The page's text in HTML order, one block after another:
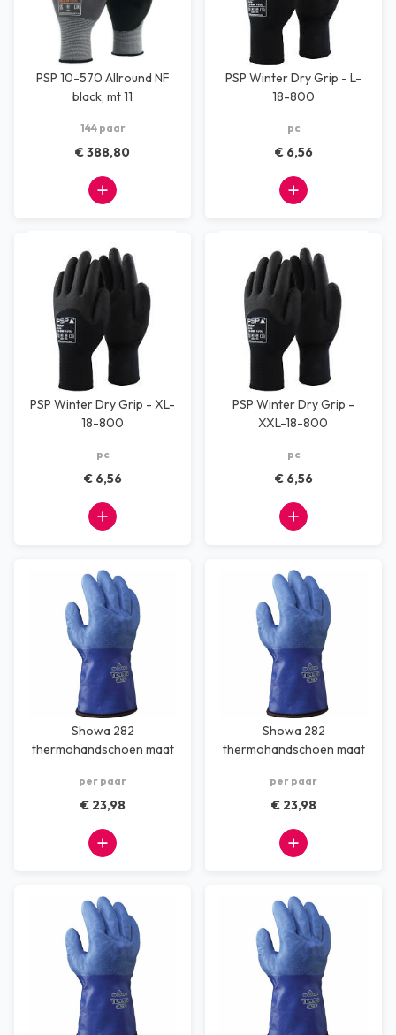
PSP 10-570 Allround NF
black, mt 11
144 paar
€ 388,80
PSP Winter Dry Grip - L-
18-800
pc
€ 6,56
PSP Winter Dry Grip - XL-
18-800
pc
€ 6,56
PSP Winter Dry Grip -
XXL-18-800
pc
€ 6,56
Showa 282
thermohandschoen maat
per paar
€ 23,98
Showa 282
thermohandschoen maat
per paar
€ 23,98